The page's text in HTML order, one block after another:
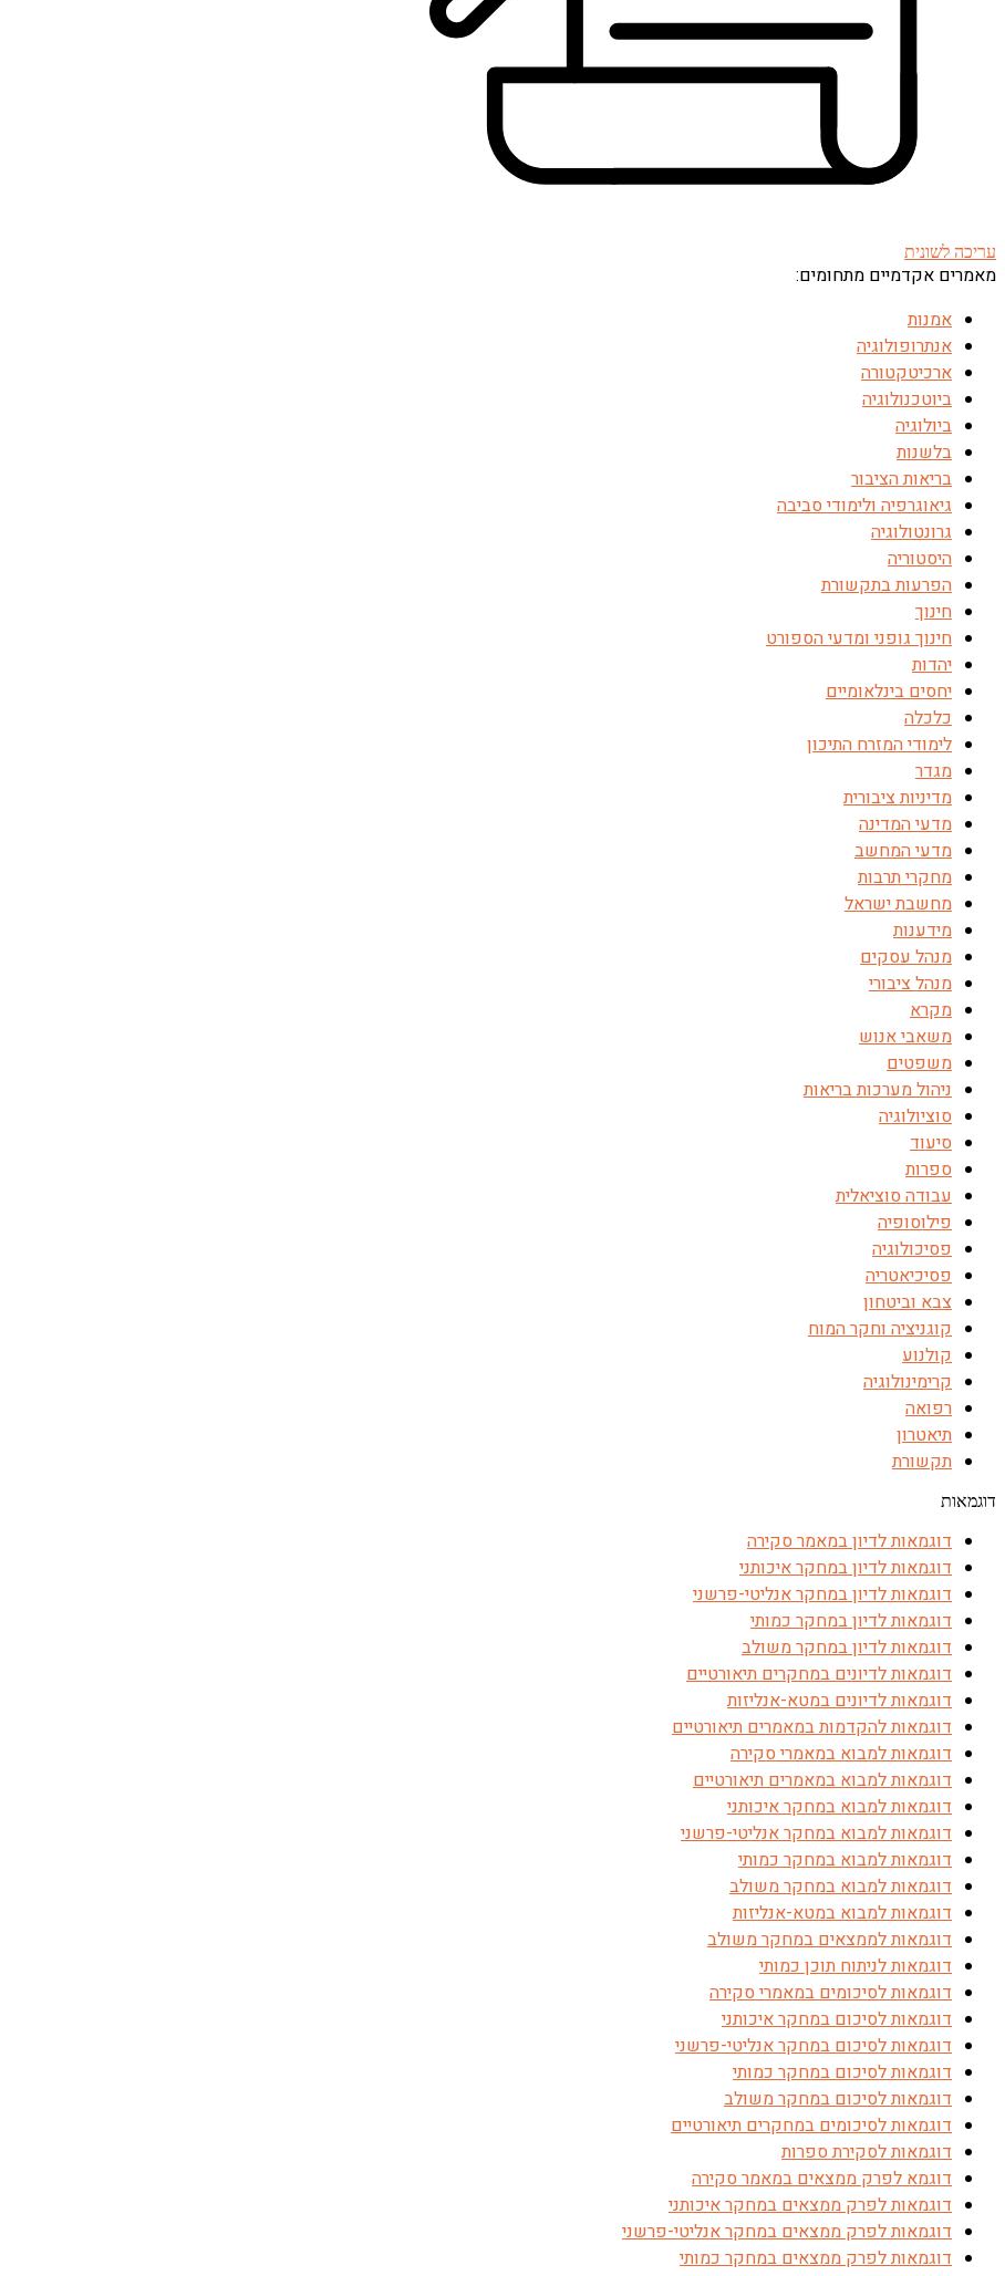
עריכה לשונית
מאמרים אקדמיים מתחומים:
אמנות
אנתרופולוגיה
ארכיטקטורה
ביוטכנולוגיה
ביולוגיה
בלשנות
בריאות הציבור
גיאוגרפיה ולימודי סביבה
גרונטולוגיה
היסטוריה
הפרעות בתקשורת
חינוך
חינוך גופני ומדעי הספורט
יהדות
יחסים בינלאומיים
כלכלה
לימודי המזרח התיכון
מגדר
מדיניות ציבורית
מדעי המדינה
מדעי המחשב
מחקרי תרבות
מחשבת ישראל
מידענות
מנהל עסקים
מנהל ציבורי
מקרא
משאבי אנוש
משפטים
ניהול מערכות בריאות
סוציולוגיה
סיעוד
ספרות
עבודה סוציאלית
פילוסופיה
פסיכולוגיה
פסיכיאטריה
צבא וביטחון
קוגניציה וחקר המוח
קולנוע
קרימינולוגיה
רפואה
תיאטרון
תקשורת
דוגמאות
דוגמאות לדיון במאמר סקירה
דוגמאות לדיון במחקר איכותני
דוגמאות לדיון במחקר אנליטי-פרשני
דוגמאות לדיון במחקר כמותי
דוגמאות לדיון במחקר משולב
דוגמאות לדיונים במחקרים תיאורטיים
דוגמאות לדיונים במטא-אנליזות
דוגמאות להקדמות במאמרים תיאורטיים
דוגמאות למבוא במאמרי סקירה
דוגמאות למבוא במאמרים תיאורטיים
דוגמאות למבוא במחקר איכותני
דוגמאות למבוא במחקר אנליטי-פרשני
דוגמאות למבוא במחקר כמותי
דוגמאות למבוא במחקר משולב
דוגמאות למבוא במטא-אנליזות
דוגמאות לממצאים במחקר משולב
דוגמאות לניתוח תוכן כמותי
דוגמאות לסיכומים במאמרי סקירה
דוגמאות לסיכום במחקר איכותני
דוגמאות לסיכום במחקר אנליטי-פרשני
דוגמאות לסיכום במחקר כמותי
דוגמאות לסיכום במחקר משולב
דוגמאות לסיכומים במחקרים תיאורטיים
דוגמאות לסקירת ספרות
דוגמא לפרק ממצאים במאמר סקירה
דוגמאות לפרק ממצאים במחקר איכותני
דוגמאות לפרק ממצאים במחקר אנליטי-פרשני
דוגמאות לפרק ממצאים במחקר כמותי